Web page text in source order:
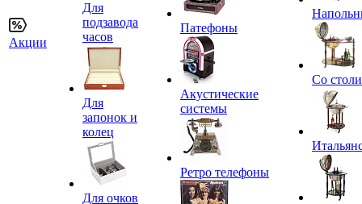
Акции
Для
подзавода
часов
Для
запонок и
колец
Для очков
Патефоны
Акустические
системы
Ретро телефоны
Со